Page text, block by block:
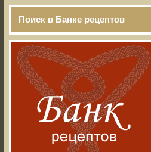
Поиск в Банке рецептов